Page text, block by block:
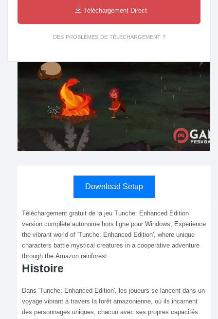
Download Setup
Téléchargement gratuit de la jeu Tunche: Enhanced Edition
version complète autonome hors ligne pour Windows, Experience
the vibrant world of 'Tunche: Enhanced Edition', where unique
characters battle mystical creatures in a cooperative adventure
through the Amazon rainforest.
Histoire
Dans 'Tunche: Enhanced Edition', les joueurs se lancent dans un
voyage vibrant à travers la forêt amazonienne, où ils incarnent
des personnages uniques, chacun avec ses propres capacités.
Téléchargement Direct
DES PROBLÈMES DE TÉLÉCHARGEMENT ?